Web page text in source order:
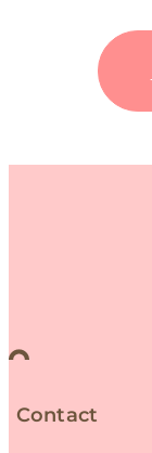
Contact